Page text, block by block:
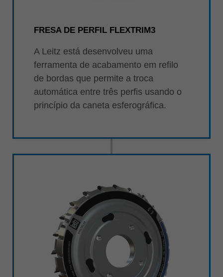
FRESA DE PERFIL FLEXTRIM3
A Leitz está desenvolveu uma
ferramenta de acabamento em refilo
de bordas que permite a troca
automática entre três perfis usando o
princípio da caneta esferográfica.